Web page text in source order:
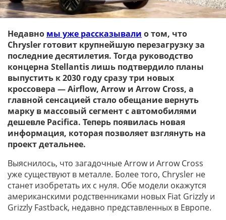
Недавно мы уже рассказывали о том, что
Chrysler готовит крупнейшую перезагрузку за
последние десятилетия. Тогда руководство
концерна Stellantis лишь подтвердило планы
выпустить к 2030 году сразу три новых
кроссовера — Airflow, Arrow и Arrow Cross, а
главной сенсацией стало обещание вернуть
марку в массовый сегмент с автомобилями
дешевле Pacifica. Теперь появилась новая
информация, которая позволяет взглянуть на
проектдетальнее.
Выяснилось, что загадочные Arrow и Arrow Cross
уже существуют в металле. Более того, Chrysler не
станет изобретать их с нуля. Обе модели окажутся
американскими родственниками новых Fiat Grizzly и
Grizzly Fastback, недавно представленных в Европе.